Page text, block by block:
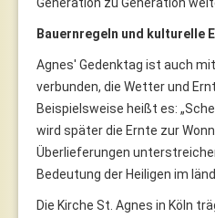
Bauernregeln und kulturelle
Agnes' Gedenktag ist auch
verbunden, die Wetter und
Beispielsweise heißt es:
wird später die Ernte zur
Überlieferungen
Bedeutung der Heiligen im
Die Kirche St. Agnes in Köln